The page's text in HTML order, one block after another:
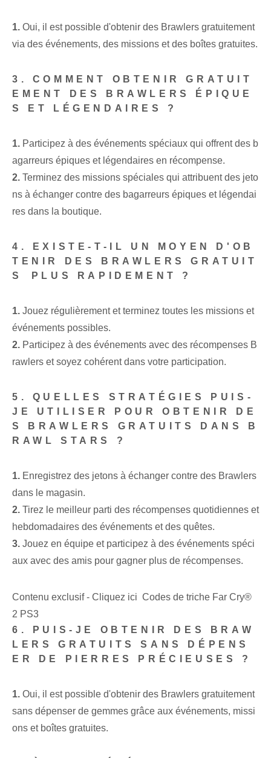
1. Oui, il est possible d'obtenir des Brawlers⁤ gratuitement ⁢
via des événements, des missions⁤ et des boîtes gratuites.
3. COMMENT OBTENIR GRATUIT
EMENT DES BRAWLERS ÉPIQUE
S ET LÉGENDAIRES ?
1. Participez à des événements spéciaux qui offrent des b
agarreurs épiques et légendaires en récompense.
2.⁤ Terminez des missions spéciales qui attribuent des jeto
ns à échanger contre des bagarreurs épiques et légendai
res dans la boutique.
4. EXISTE-T-IL UN MOYEN D'OB
TENIR DES BRAWLERS GRATUIT
S⁣ PLUS RAPIDEMENT ?
1. Jouez régulièrement et terminez toutes les missions et
événements possibles.
2. Participez à des événements avec des récompenses B
rawlers et soyez cohérent dans votre participation.
5. QUELLES STRATÉGIES PUIS-
JE UTILISER POUR OBTENIR DE
S BRAWLERS GRATUITS DANS B
RAWL STARS ?
1. Enregistrez des jetons⁣ à échanger contre des Brawlers⁢
dans le magasin.
2. Tirez le meilleur parti des récompenses quotidiennes et
hebdomadaires des événements et des quêtes.
3. Jouez en équipe et participez à des événements spéci
aux avec des amis pour gagner plus de récompenses.
Contenu exclusif - Cliquez ici Codes de triche Far Cry®
2 PS3
6. PUIS-JE OBTENIR DES BRAW
LERS GRATUITS SANS DÉPENS
ER DE PIERRES PRÉCIEUSES ?
1. Oui, il est possible d'obtenir des Brawlers gratuitement
sans dépenser de gemmes grâce aux événements, missi
ons et boîtes gratuites.